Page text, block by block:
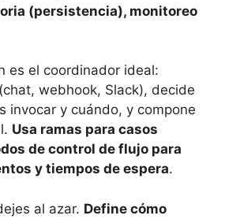
(persistencia), monitoreo
es el coordinador ideal:
webhook, Slack), decide
invocar y cuándo, y compone
Usa ramas para casos
de control de flujo para
y tiempos de espera.
al azar. Define cómo